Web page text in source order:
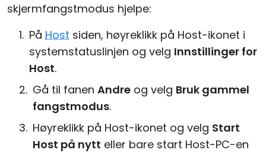
skjermfangstmodus hjelpe:
På Host siden, høyreklikk på Host-ikonet i
systemstatuslinjen og velg Innstillinger for
Host.
Gå til fanen Andre og velg Bruk gammel
fangstmodus.
Høyreklikk på Host-ikonet og velg Start
Host på nytt eller bare start Host-PC-en